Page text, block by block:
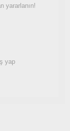
yararlanın!
yap